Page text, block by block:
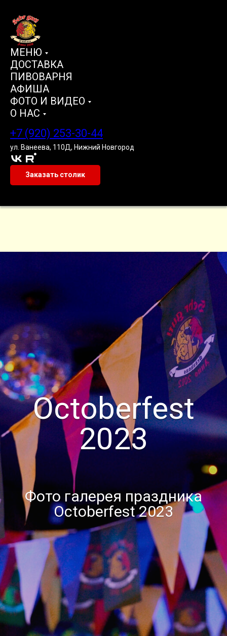
МЕНЮ
ДОСТАВКА
ПИВОВАРНЯ
АФИША
ФОТО И ВИДЕО
О НАС
+7 (920) 253-30-44
ул. Ванеева, 110Д, Нижний Новгород
Заказать столик
Octoberfest
2023
Фото галерея праздника
Octoberfest 2023